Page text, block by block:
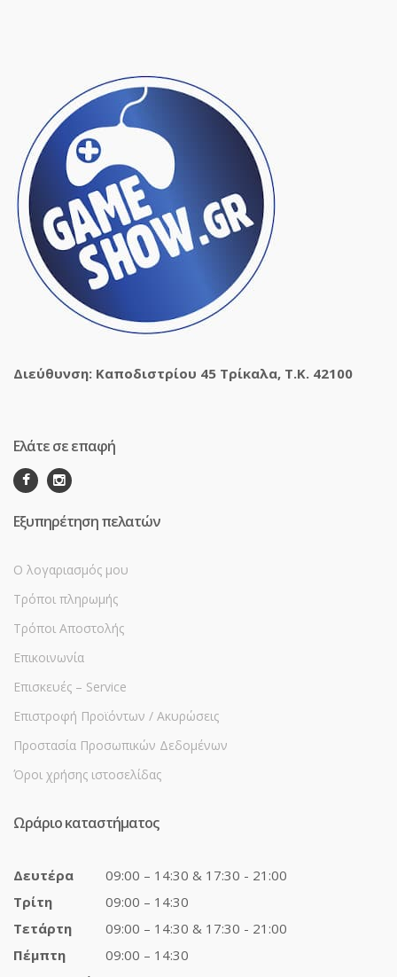
Διεύθυνση: Καποδιστρίου 45 Τρίκαλα, Τ.Κ. 42100
Ελάτε σε επαφή
Εξυπηρέτηση πελατών
Ο λογαριασμός μου
Τρόποι πληρωμής
Τρόποι Αποστολής
Επικοινωνία
Επισκευές – Service
Επιστροφή Προϊόντων / Ακυρώσεις
Προστασία Προσωπικών Δεδομένων
Όροι χρήσης ιστοσελίδας
Ωράριο καταστήματος
Δευτέρα
09:00 – 14:30 & 17:30 - 21:00
Τρίτη
09:00 – 14:30
Τετάρτη
09:00 – 14:30 & 17:30 - 21:00
Πέμπτη
09:00 – 14:30